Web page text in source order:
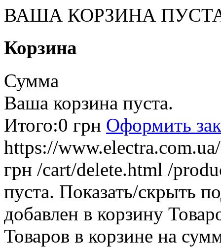
ВАША КОРЗИНА
Корзина
Сумма
Ваша корзина пуста.
Итого:0 грн Оформить
https://
грн /cart/delete.html /
пуста. Показать/скрыть
добавлен в корзину
Товаров в корзине на